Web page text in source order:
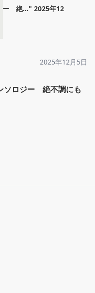
ー 絶..." 2025年12
2025年12月5日
ソロジー 絶不調にも